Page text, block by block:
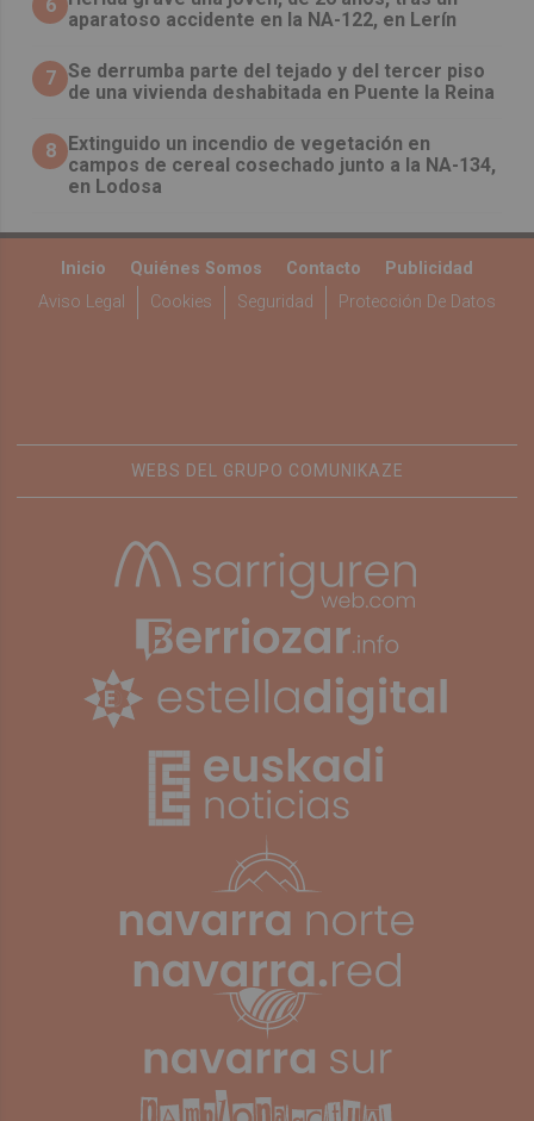
6
aparatoso accidente en la NA-122, en Lerín
7 Se derrumba parte del tejado y del tercer piso
de una vivienda deshabitada en Puente la Reina
8 Extinguido un incendio de vegetación en
campos de cereal cosechado junto a la NA-134,
en Lodosa
Inicio Quiénes Somos Contacto
Publicidad
Aviso Legal
Cookies Seguridad Protección De Datos
WEBS DEL GRUPO COMUNIKAZE